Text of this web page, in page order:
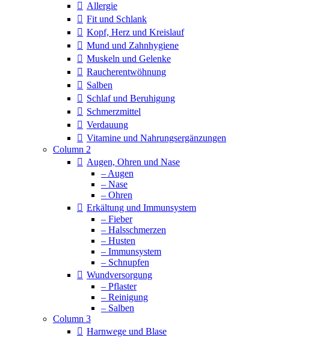
Allergie
Fit und Schlank
Kopf, Herz und Kreislauf
Mund und Zahnhygiene
Muskeln und Gelenke
Raucherentwöhnung
Salben
Schlaf und Beruhigung
Schmerzmittel
Verdauung
Vitamine und Nahrungsergänzungen
Column 2
Augen, Ohren und Nase
– Augen
– Nase
– Ohren
Erkältung und Immunsystem
– Fieber
– Halsschmerzen
– Husten
– Immunsystem
– Schnupfen
Wundversorgung
– Pflaster
– Reinigung
– Salben
Column 3
Harnwege und Blase